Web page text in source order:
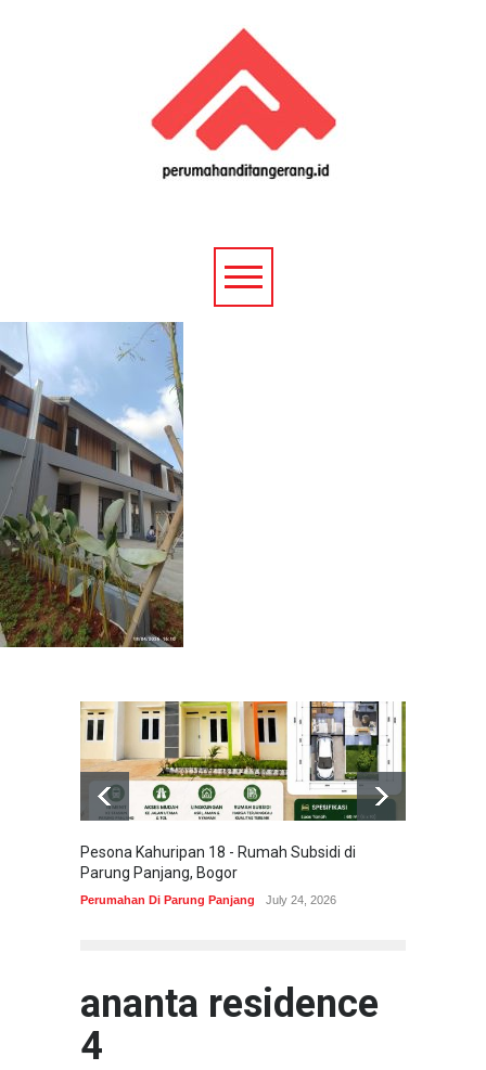
Pesona Kahuripan 18 - Rumah Subsidi di
Parung Panjang, Bogor
Perumahan Di Parung Panjang July 24, 2026
ananta residence
4